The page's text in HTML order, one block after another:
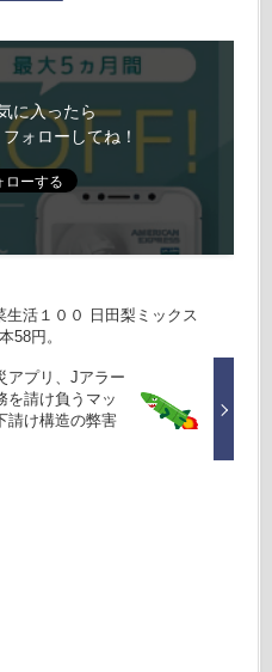
に入ったら
ォローしてね！
生活１００ 日田梨ミックス
58円。
アプリ、Jアラー
を請け負うマッ
請け構造の弊害